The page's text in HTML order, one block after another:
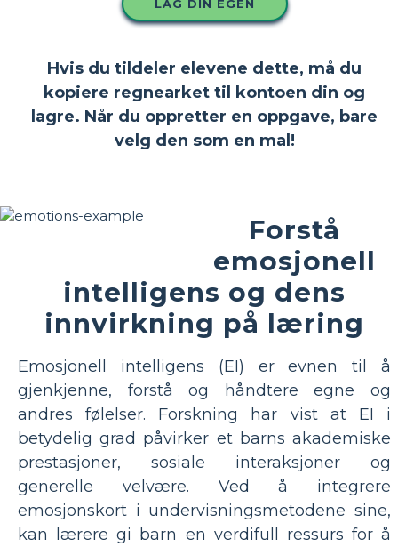
LAG DIN EGEN
Hvis du tildeler elevene dette, må du
kopiere regnearket til kontoen din og
lagre. Når du oppretter en oppgave, bare
velg den som en mal!
Forstå
emosjonell
intelligens og dens
innvirkning på læring
Emosjonell intelligens (EI) er evnen til å
gjenkjenne, forstå og håndtere egne og
andres følelser. Forskning har vist at EI i
betydelig grad påvirker et barns akademiske
prestasjoner, sosiale interaksjoner og
generelle velvære. Ved å integrere
emosjonskort i undervisningsmetodene sine,
kan lærere gi barn en verdifull ressurs for å